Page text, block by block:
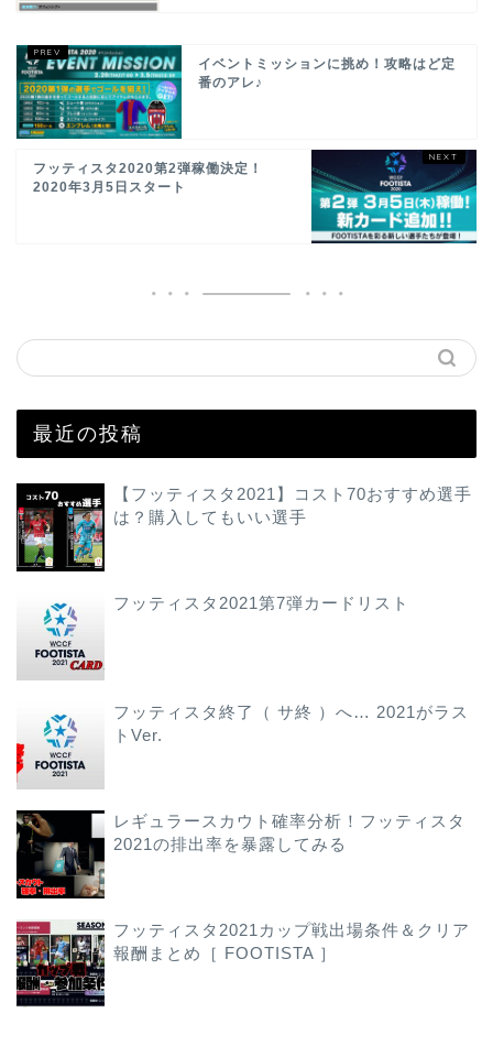
イベントミッションに挑め！攻略はど定
番のアレ♪
フッティスタ2020第2弾稼働決定！
2020年3月5日スタート
最近の投稿
【フッティスタ2021】コスト70おすすめ選手
は？購入してもいい選手
フッティスタ2021第7弾カードリスト
フッティスタ終了（ サ終 ）へ… 2021がラス
トVer.
レギュラースカウト確率分析！フッティスタ
2021の排出率を暴露してみる
フッティスタ2021カップ戦出場条件＆クリア
報酬まとめ［ FOOTISTA ］